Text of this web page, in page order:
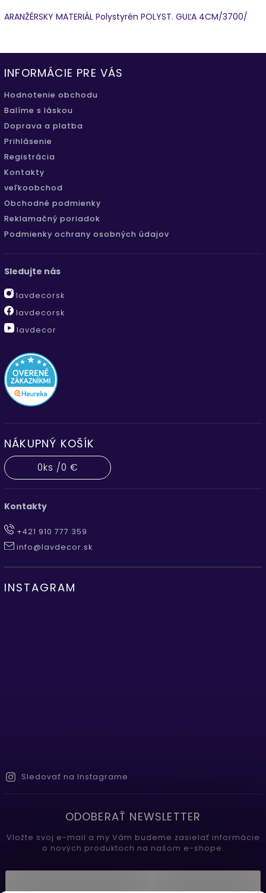
ARANŽÉRSKY MATERIÁL Polystyrén POLYST. GUĽA 4CM/3700/
INFORMÁCIE PRE VÁS
Hodnotenie obchodu
Balíme s láskou
Doprava a platba
Prihlásenie
Registrácia
Kontakty
veľkoobchod
Obchodné podmienky
Reklamačný poriadok
Podmienky ochrany osobných údajov
Sledujte nás
lavdecorsk
lavdecorsk
lavdecor
NÁKUPNÝ KOŠÍK
0ks /0 €
Kontakty
+421 910 777 359
info@lavdecor.sk
INSTAGRAM
Sledovať na Instagrame
ODOBERAŤ NEWSLETTER
Vložte svoj e-mail a my Vám budeme zasielať informácie
o nových produktoch na našom e-shope.